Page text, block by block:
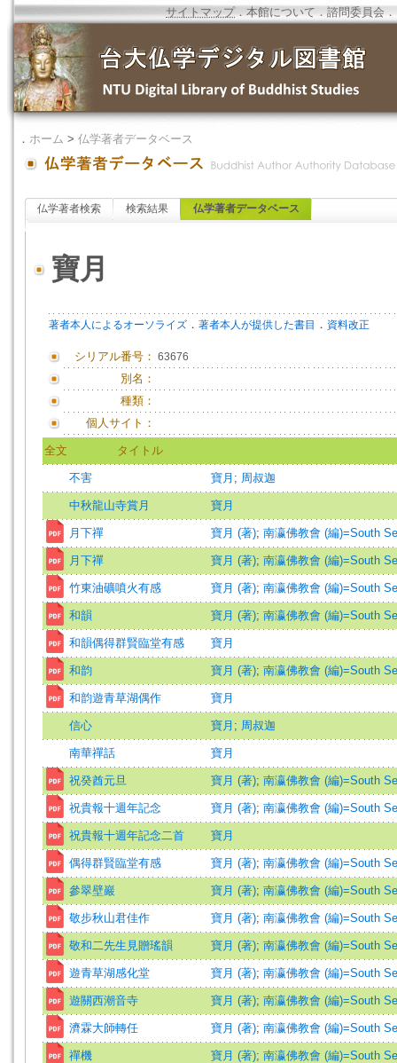
サイトマップ．本館について ．諮問委員会 ．
． ホーム > 仏学著者データベース
仏学著者検索 検索結果 仏学著者データベース
寶月
著者本人によるオーソライズ ． 著者本人が提供した書目 ． 資料改正
シリアル番号： 63676
別名：
種類：
個人サイト：
全文 タイトル
不害 寶月 ; 周叔迦
中秋龍山寺賞月 寶月
月下禪 寶月 (著); 南瀛佛教會 (編)=South
月下禪 寶月 (著); 南瀛佛教會 (編)=South
竹東油礦噴火有感 寶月 (著); 南瀛佛教會 (編)=South
和韻 寶月 (著); 南瀛佛教會 (編)=South
和韻偶得群賢臨堂有感 寶月
和韵 寶月 (著); 南瀛佛教會 (編)=South
和韵遊青草湖偶作 寶月
信心 寶月 ; 周叔迦
南華禪話 寶月
祝癸酋元旦 寶月 (著); 南瀛佛教會 (編)=South
祝貴報十週年記念 寶月 (著); 南瀛佛教會 (編)=South
祝貴報十週年記念二首 寶月
偶得群賢臨堂有感 寶月 (著); 南瀛佛教會 (編)=South
參翠壁巖 寶月 (著); 南瀛佛教會 (編)=South
敬步秋山君佳作 寶月 (著); 南瀛佛教會 (編)=South
敬和二先生見贈瑤韻 寶月 (著); 南瀛佛教會 (編)=South
遊青草湖感化堂 寶月 (著); 南瀛佛教會 (編)=South
遊關西潮音寺 寶月 (著); 南瀛佛教會 (編)=South
濟霖大師轉任 寶月 (著); 南瀛佛教會 (編)=South
禪機 寶月 (著); 南瀛佛教會 (編)=South